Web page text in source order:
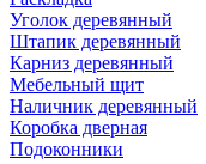
Уголок деревянный
Штапик деревянный
Карниз деревянный
Мебельный щит
Наличник деревянный
Коробка дверная
Подоконники